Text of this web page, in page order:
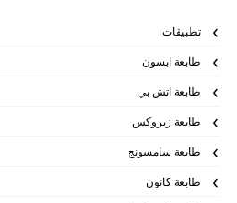
تطبيقات
طابعة ابسون
طابعة اتش بي
طابعة زيروكس
طابعة سامسونج
طابعة كانون